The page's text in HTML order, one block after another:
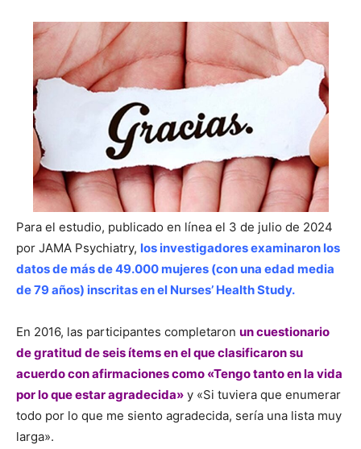
Para el estudio, publicado en línea el 3 de julio de 2024
por JAMA Psychiatry, los investigadores examinaron los
datos de más de 49.000 mujeres (con una edad media
de 79 años) inscritas en el Nurses’ Health Study.
En 2016, las participantes completaron un cuestionario
de gratitud de seis ítems en el que clasificaron su
acuerdo con afirmaciones como «Tengo tanto en la vida
por lo que estar agradecida» y «Si tuviera que enumerar
todo por lo que me siento agradecida, sería una lista muy
larga».